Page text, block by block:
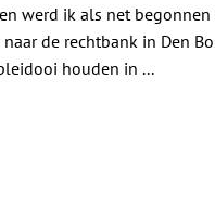
werd ik als net begonnen
de rechtbank in Den
houden in ...